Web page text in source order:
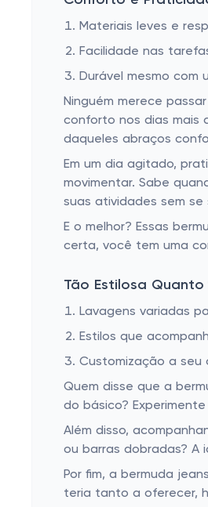
Materiais leves e
Facilidade nas
Durável mesmo com
Ninguém merece
conforto nos dias mais
daqueles abraços
Em um dia agitado,
movimentar. Sabe
suas atividades sem
E o melhor? Essas
certa, você tem uma
Tão Estilosa
Lavagens variadas
Estilos que
Customização a seu
Quem disse que a
do básico?
Além disso,
ou barras dobradas? A
Por fim, a bermuda
teria tanto a oferecer,